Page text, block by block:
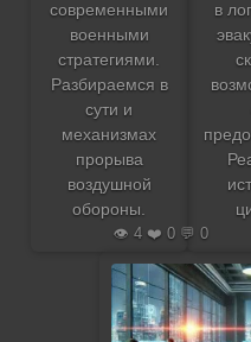
современными
военными
стратегиями.
Разбираемся в
сути и
механизмах
прорыва
воздушной
обороны.
👁️ 4 ❤️ 0 💬 0
в